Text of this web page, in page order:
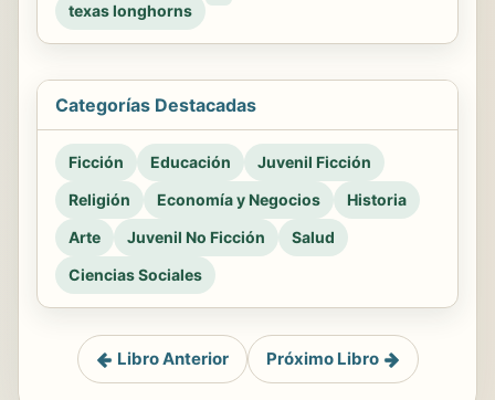
texas longhorns
Categorías Destacadas
Ficción Educación
Juvenil Ficción
Religión
Economía y Negocios
Historia
Arte
Juvenil No Ficción
Salud
Ciencias Sociales
Libro Anterior Próximo Libro